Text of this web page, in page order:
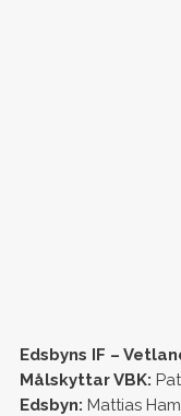
Edsbyns IF –
Målskyttar VBK:
Edsbyn: Mattias